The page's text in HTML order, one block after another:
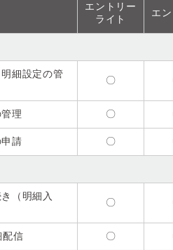
エントリー
ライト
エ
細設定の管
〇
理 〇
請 〇
（明細入
〇
配信 〇